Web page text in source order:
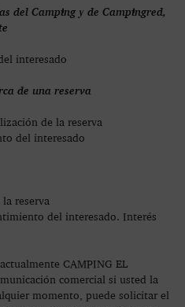
del Camping y de Campingred,
interesado
de una reserva
de la reserva
del interesado
reserva
del interesado. Interés
actualmente CAMPING EL
comercial si usted la
momento, puede solicitar el